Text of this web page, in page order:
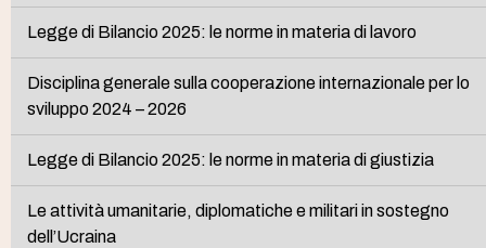
Legge di Bilancio 2025: le norme in materia di lavoro
Disciplina generale sulla cooperazione internazionale per lo
sviluppo 2024 – 2026
Legge di Bilancio 2025: le norme in materia di giustizia
Le attività umanitarie, diplomatiche e militari in sostegno
dell’Ucraina